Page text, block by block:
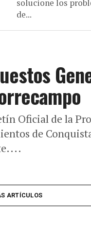
solucione los
de...
Oficial de la
de
ARTÍCULOS